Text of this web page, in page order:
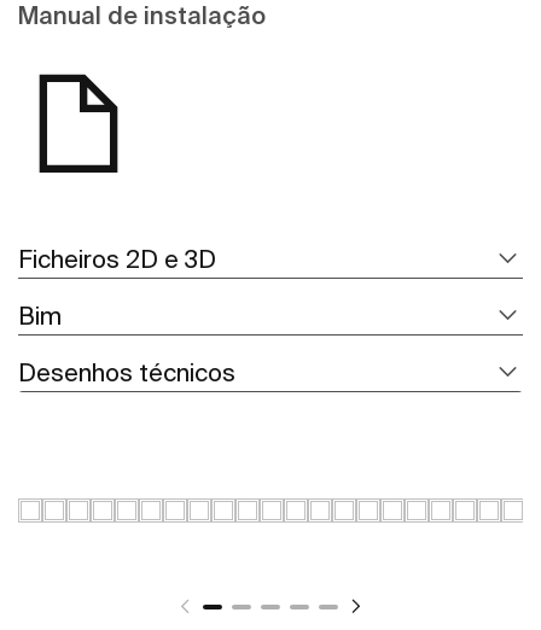
Manual de instalação
Ficheiros 2D e 3D
Bim
Desenhos técnicos